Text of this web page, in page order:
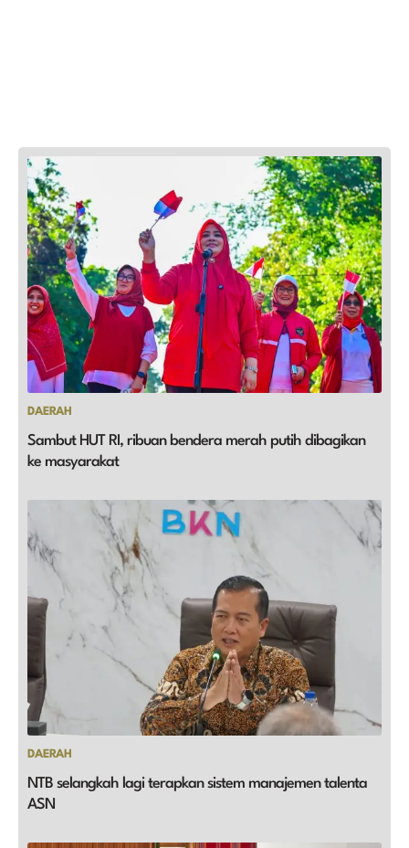
DAERAH
Sambut HUT RI, ribuan bendera merah putih dibagikan
ke masyarakat
DAERAH
NTB selangkah lagi terapkan sistem manajemen talenta
ASN